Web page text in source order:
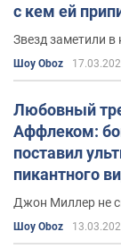
с кем ей
Звезд заметили в
Шоу Oboz
Любовный
Аффлеком:
поставил
пикантного
слили
Джон Миллер не
Шоу Oboz